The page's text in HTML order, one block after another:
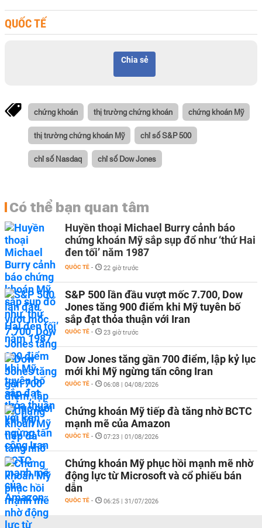
QUỐC TẾ
Chia sẻ
chứng khoán thị trường chứng khoán chứng khoán Mỹ
thị trường chứng khoán Mỹ chỉ số S&P 500
chỉ số Nasdaq chỉ số Dow Jones
Có thể bạn quan tâm
Huyền thoại Michael Burry cảnh báo
chứng khoán Mỹ sắp sụp đổ như ‘thứ Hai
đen tối’ năm 1987
QUỐC TẾ - 22 giờ trước
S&P 500 lần đầu vượt mốc 7.700, Dow
Jones tăng 900 điểm khi Mỹ tuyên bố
sắp đạt thỏa thuận với Iran
QUỐC TẾ - 23 giờ trước
Dow Jones tăng gần 700 điểm, lập kỷ lục
mới khi Mỹ ngừng tấn công Iran
QUỐC TẾ - 06:08 | 04/08/2026
Chứng khoán Mỹ tiếp đà tăng nhờ BCTC
mạnh mẽ của Amazon
QUỐC TẾ - 07:23 | 01/08/2026
Chứng khoán Mỹ phục hồi mạnh mẽ nhờ
động lực từ Microsoft và cổ phiếu bán
dẫn
QUỐC TẾ - 06:25 | 31/07/2026